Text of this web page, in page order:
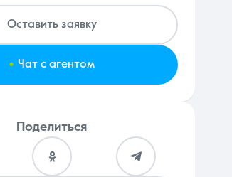
Сравнение
Оставить заявку
. Чат с агентом
Поделиться